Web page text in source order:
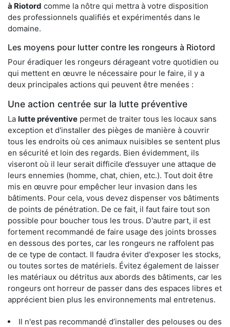
à Riotord comme la nôtre qui mettra à votre disposition
des professionnels qualifiés et expérimentés dans le
domaine.
Les moyens pour lutter contre les rongeurs à Riotord
Pour éradiquer les rongeurs dérageant votre quotidien ou
qui mettent en œuvre le nécessaire pour le faire, il y a
deux principales actions qui peuvent être menées :
Une action centrée sur la lutte préventive
La lutte préventive permet de traiter tous les locaux sans
exception et d'installer des pièges de manière à couvrir
tous les endroits où ces animaux nuisibles se sentent plus
en sécurité et loin des regards. Bien évidemment, ils
viseront où il leur serait difficile d’essuyer une attaque de
leurs ennemies (homme, chat, chien, etc.). Tout doit être
mis en œuvre pour empêcher leur invasion dans les
bâtiments. Pour cela, vous devez dispenser vos bâtiments
de points de pénétration. De ce fait, il faut faire tout son
possible pour boucher tous les trous. D'autre part, il est
fortement recommandé de faire usage des joints brosses
en dessous des portes, car les rongeurs ne raffolent pas
de ce type de contact. Il faudra éviter d'exposer les stocks,
ou toutes sortes de matériels. Évitez également de laisser
les matériaux ou détritus aux abords des bâtiments, car les
rongeurs ont horreur de passer dans des espaces libres et
apprécient bien plus les environnements mal entretenus.
Il n'est pas recommandé d’installer des pelouses ou des